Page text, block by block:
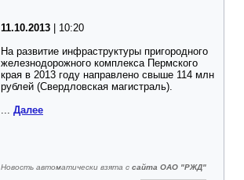
11.10.2013 | 10:20
На развитие инфраструктуры пригородного
железнодорожного комплекса Пермского
края в 2013 году направлено свыше 114 млн
рублей (Свердловская магистраль).
... Далее
Новость автоматически взята с сайта ОАО "РЖД"